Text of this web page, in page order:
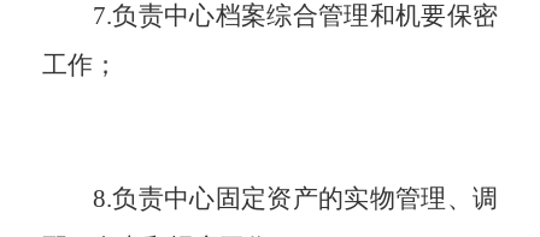
7.负责中心档案综合管理和机要保密
工作；
8.负责中心固定资产的实物管理、调